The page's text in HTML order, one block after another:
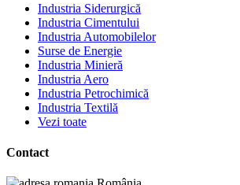
Industria Siderurgică
Industria Cimentului
Industria Automobilelor
Surse de Energie
Industria Minieră
Industria Aero
Industria Petrochimică
Industria Textilă
Vezi toate
Contact